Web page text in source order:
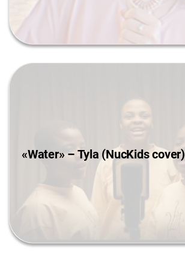
«Water» – Tyla (NucKids cover)